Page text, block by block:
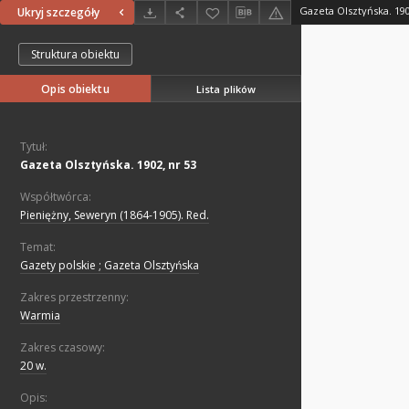
Ukryj szczegóły Gazeta Olsztyńska.
Struktura obiektu
Opis obiektu Lista plików
Tytuł:
Gazeta Olsztyńska. 1902, nr 53
Współtwórca:
Pieniężny, Seweryn (1864-1905). Red.
Temat:
Gazety polskie ; Gazeta Olsztyńska
Zakres przestrzenny:
Warmia
Zakres czasowy:
20 w.
Opis: